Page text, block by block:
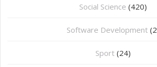
Social Science (420)
Software Development
Sport (24)